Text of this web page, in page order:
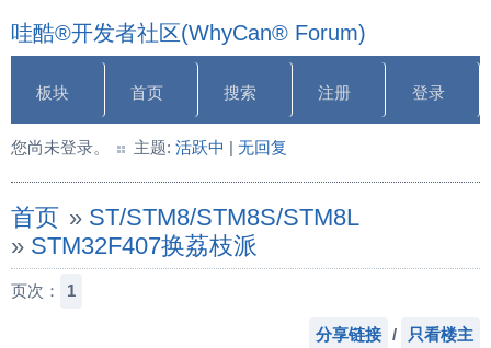
哇酷®开发者社区(WhyCan® Forum)
板块 首页 搜索 注册 登录
您尚未登录。 主题: 活跃中 | 无回复
首页 » ST/STM8/STM8S/STM8L
» STM32F407换荔枝派
页次： 1
分享链接 / 只看楼主